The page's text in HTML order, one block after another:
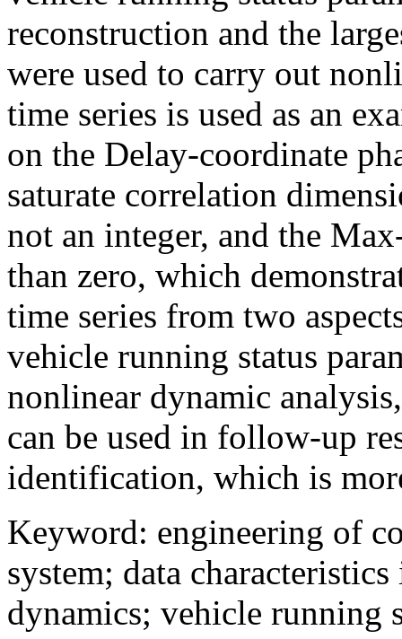
reconstruction and the
were used to carry out
time series is used as an
on the Delay-coordinate
saturate correlation
not an integer, and the
than zero, which
time series from two
vehicle running status
nonlinear dynamic
can be used in follow-up
identification, which is
Keyword: engineering of
system; data
dynamics; vehicle running